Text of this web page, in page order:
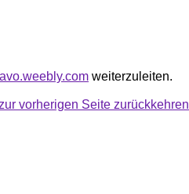
weiterzuleiten.
vorherigen Seite zurückkehren